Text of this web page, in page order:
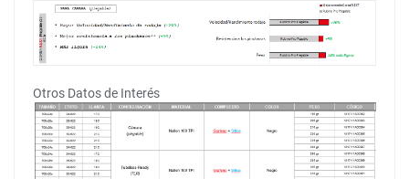
Otros Datos de Interés